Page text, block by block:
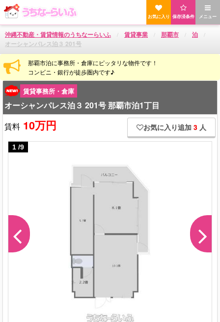
メニュー
保存済条件
お気に入り
沖縄不動産・賃貸情報のうちなーらいふ 賃貸事業 那覇市
泊
オーシャンパレス泊３ 201号
那覇市泊に事務所・倉庫にピッタリな物件です！
コンビニ・銀行が徒歩圏内です♪
賃貸事務所・倉庫
オーシャンパレス泊３ 201号 那覇市泊1丁目
賃料 10万円 お気に入り追加 3 人
1 /9